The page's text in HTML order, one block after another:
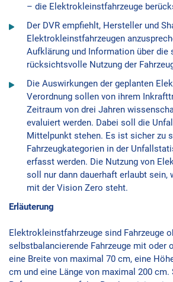
– die Elektrokleinstfahrzeuge
Der DVR empfiehlt, Hersteller und
Elektrokleinstfahrzeugen
Aufklärung und Information über die
rücksichtsvolle Nutzung der
Die Auswirkungen der geplanten
Verordnung sollen von ihrem
Zeitraum von drei Jahren
evaluiert werden. Dabei soll die
Mittelpunkt stehen. Es ist sicher zu
Fahrzeugkategorien in der
erfasst werden. Die Nutzung von
soll nur dann dauerhaft erlaubt sein,
mit der Vision Zero steht.
Erläuterung
Elektrokleinstfahrzeuge sind Fahrzeuge
selbstbalancierende Fahrzeuge mit oder
eine Breite von maximal 70 cm, eine
cm und eine Länge von maximal 200 cm.